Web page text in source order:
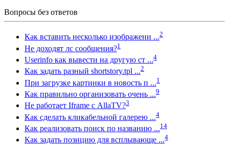
Вопросы без ответов
Как вставить несколько изображени ...2
Не доходят лс сообщения?1
Userinfo как вывести на другую ст ...4
Как задать разный shortstory.tpl ...2
При загрузке картинки в новость п ...1
Как правильно организовать очень ...9
Не работает Iframe с AllaTV?3
Как сделать кликабельной галерею ...4
Как реализовать поиск по названию ...14
Как задать позицию для всплывающе ...4